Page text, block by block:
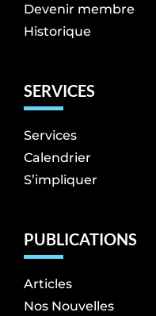
Devenir membre
Historique
SERVICES
Services
Calendrier
S’impliquer
PUBLICATIONS
Articles
Nos Nouvelles